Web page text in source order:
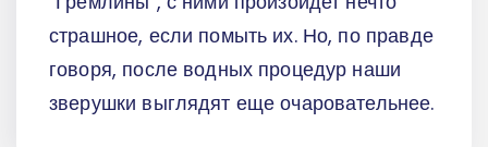
страшное, если помыть их. Но, по правде
говоря, после водных процедур наши
зверушки выглядят еще очаровательнее.